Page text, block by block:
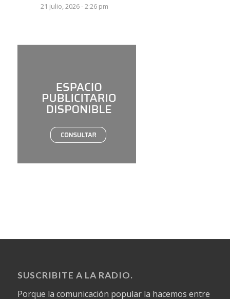
21 julio, 2026 - 2:26 pm
SUSCRIBITE A LA RADIO.
Porque la comunicación popular la hacemos entre